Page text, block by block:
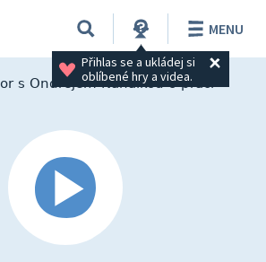
Přihlas se a ukládej si
oblíbené hry a videa.
MENU